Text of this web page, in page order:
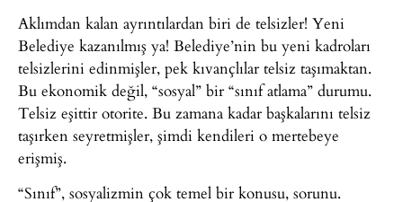
Aklımdan kalan ayrıntılardan biri de telsizler! Yeni
Belediye kazanılmış ya! Belediye’nin bu yeni kadroları
telsizlerini edinmişler, pek kıvançlılar telsiz taşımaktan.
Bu ekonomik değil, “sosyal” bir “sınıf atlama” durumu.
Telsiz eşittir otorite. Bu zamana kadar başkalarını telsiz
taşırken seyretmişler, şimdi kendileri o mertebeye
erişmiş.
“Sınıf”, sosyalizmin çok temel bir konusu, sorunu.